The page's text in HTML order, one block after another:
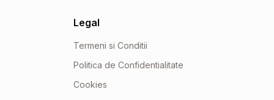
Legal
Termeni si Conditii
Politica de Confidentialitate
Cookies